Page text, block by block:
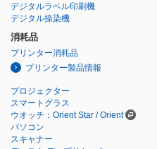
デジタルラベル印刷機
デジタル捺染機
消耗品
プリンター消耗品
プリンター製品情報
プロジェクター
スマートグラス
ウオッチ：Orient Star / Orient
パソコン
スキャナー